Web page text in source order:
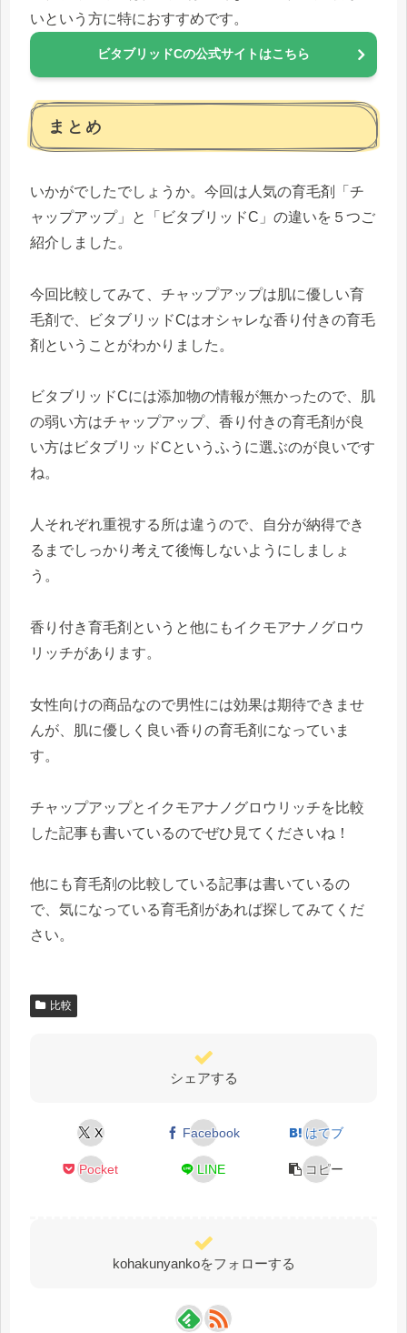
いという方に特におすすめです。
ビタブリッドCの公式サイトはこちら
まとめ
いかがでしたでしょうか。今回は人気の育毛剤「チ
ャップアップ」と「ビタブリッドC」の違いを５つご
紹介しました。
今回比較してみて、チャップアップは肌に優しい育
毛剤で、ビタブリッドCはオシャレな香り付きの育毛
剤ということがわかりました。
ビタブリッドCには添加物の情報が無かったので、肌
の弱い方はチャップアップ、香り付きの育毛剤が良
い方はビタブリッドCというふうに選ぶのが良いです
ね。
人それぞれ重視する所は違うので、自分が納得でき
るまでしっかり考えて後悔しないようにしましょ
う。
香り付き育毛剤というと他にもイクモアナノグロウ
リッチがあります。
女性向けの商品なので男性には効果は期待できませ
んが、肌に優しく良い香りの育毛剤になっていま
す。
チャップアップとイクモアナノグロウリッチを比較
した記事も書いているのでぜひ見てくださいね！
他にも育毛剤の比較している記事は書いているの
で、気になっている育毛剤があれば探してみてくだ
さい。
比較
シェアする
X Facebook はてブ
Pocket LINE コピー
kohakunyankoをフォローする